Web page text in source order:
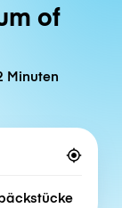
of
Minuten
bags